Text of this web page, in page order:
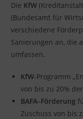
Die KfW
(Bundesamt für
verschiedene
Sanierungen an, die
umfassen.
KfW-Programm
von bis zu 20%
BAFA–Förderung
Zuschuss von bis